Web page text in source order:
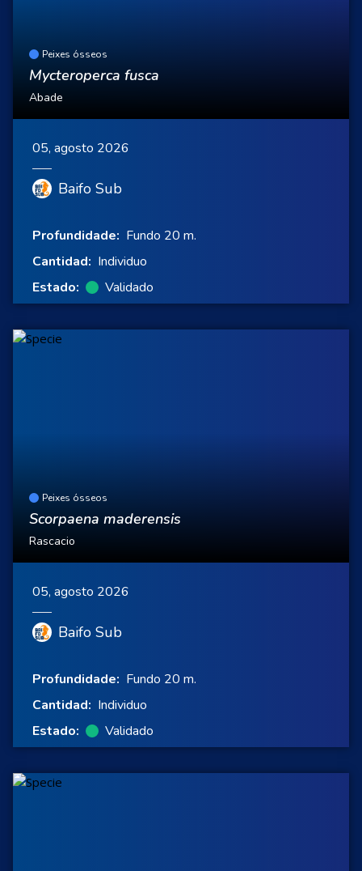
Peixes ósseos
Mycteroperca fusca
Abade
05, agosto 2026
Baifo Sub
Profundidade: Fundo 20 m.
Cantidad: Individuo
Estado:
Validado
Peixes ósseos
Scorpaena maderensis
Rascacio
05, agosto 2026
Baifo Sub
Profundidade: Fundo 20 m.
Cantidad: Individuo
Estado:
Validado